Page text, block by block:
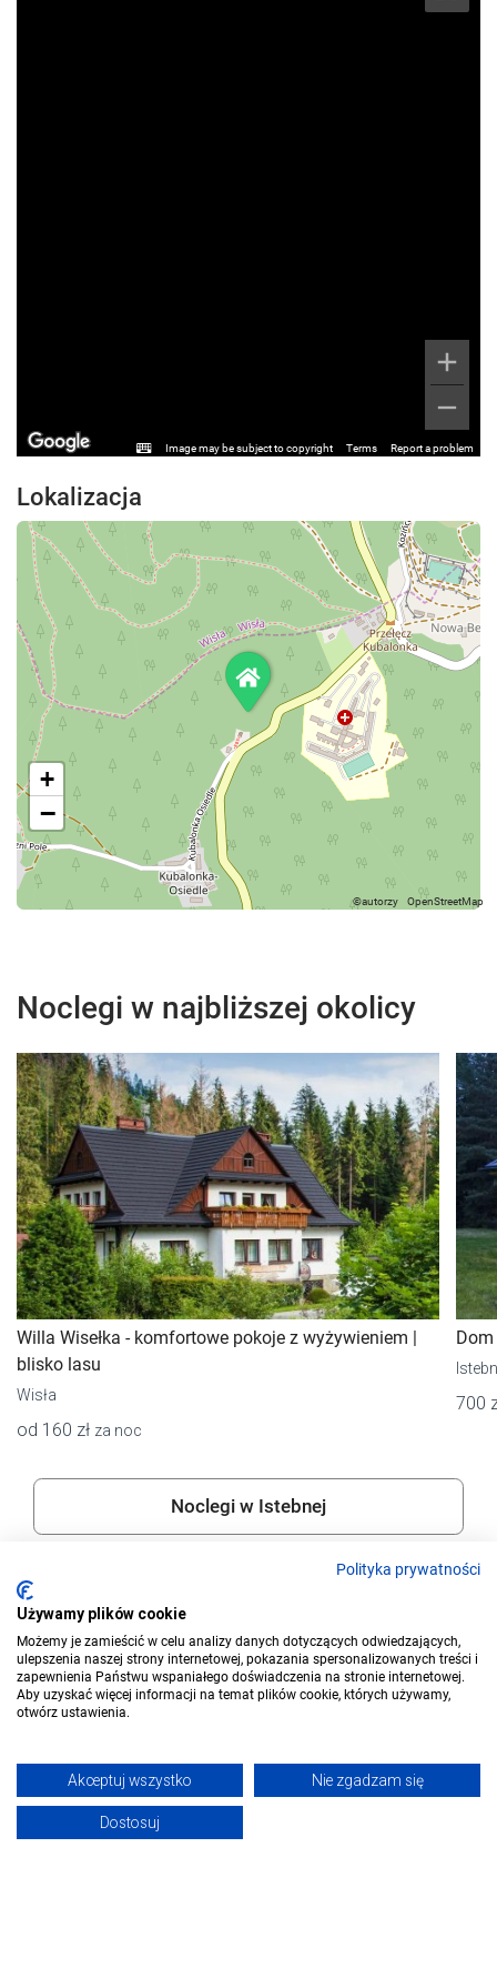
Image may be subject to copyright Terms Report a problem
Lokalizacja
+
−
Noclegi w najbliższej okolicy
Willa Wisełka - komfortowe pokoje z wyżywieniem |
blisko lasu
Wisła
od 160 zł za noc
700
Noclegi w Istebnej
Miejsca, które warto zobaczyć w okolicy
Polityka prywatności
Używamy plików cookie
Możemy je zamieścić w celu analizy danych dotyczących odwiedzających,
ulepszenia naszej strony internetowej, pokazania spersonalizowanych treści i
zapewnienia Państwu wspaniałego doświadczenia na stronie internetowej.
Aby uzyskać więcej informacji na temat plików cookie, których używamy,
otwórz ustawienia.
Akceptuj wszystko Nie zgadzam się
Dostosuj